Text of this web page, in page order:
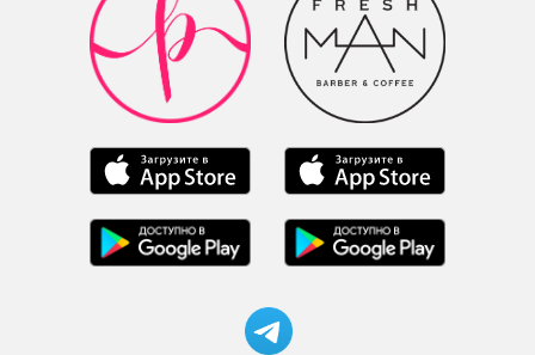
Салоны
Professional
загрузить
в
Google
Мобильное
приложение
Professional
загрузить
Мобильное
приложение
Professional
загрузить
FRESHMAN
в
Google
Play
Мобильное
приложение
загрузить
в
Мобильное
приложение
Магазин
профессиональной